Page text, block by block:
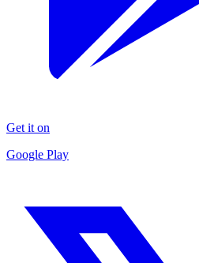
Get it on
Google Play